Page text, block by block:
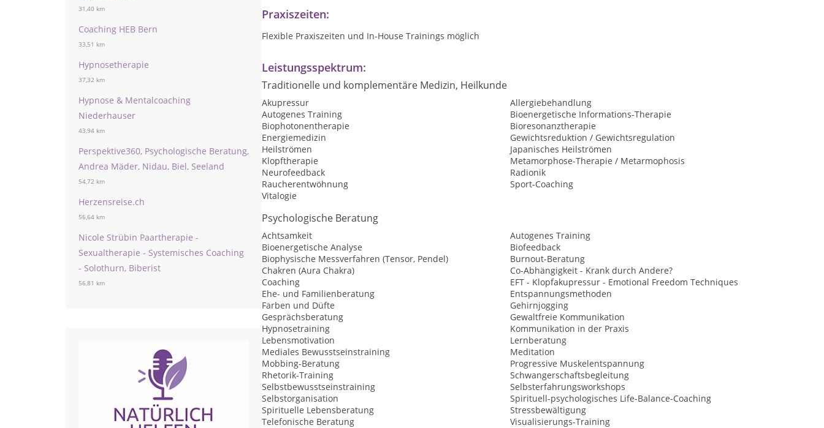
31,40 km
Coaching HEB Bern
33,51 km
Hypnosetherapie
37,32 km
Hypnose & Mentalcoaching
Niederhauser
43,94 km
Perspektive360, Psychologische Beratung,
Andrea Mäder, Nidau, Biel, Seeland
54,72 km
Herzensreise.ch
56,64 km
Nicole Strübin Paartherapie -
Sexualtherapie - Systemisches Coaching
- Solothurn, Biberist
56,81 km
Praxiszeiten:
Flexible Praxiszeiten und In-House Trainings möglich
Leistungsspektrum:
Traditionelle und komplementäre Medizin, Heilkunde
Akupressur
Allergiebehandlung
Autogenes Training
Bioenergetische Informations-Therapie
Biophotonentherapie
Bioresonanztherapie
Energiemedizin
Gewichtsreduktion / Gewichtsregulation
Heilströmen
Japanisches Heilströmen
Klopftherapie
Metamorphose-Therapie / Metarmophosis
Neurofeedback
Radionik
Raucherentwöhnung
Sport-Coaching
Vitalogie
Psychologische Beratung
Achtsamkeit
Autogenes Training
Bioenergetische Analyse
Biofeedback
Biophysische Messverfahren (Tensor, Pendel)
Burnout-Beratung
Chakren (Aura Chakra)
Co-Abhängigkeit - Krank durch Andere?
Coaching
EFT - Klopfakupressur - Emotional Freedom Techniques
Ehe- und Familienberatung
Entspannungsmethoden
Farben und Düfte
Gehirnjogging
Gesprächsberatung
Gewaltfreie Kommunikation
Hypnosetraining
Kommunikation in der Praxis
Lebensmotivation
Lernberatung
Mediales Bewusstseinstraining
Meditation
Mobbing-Beratung
Progressive Muskelentspannung
Rhetorik-Training
Schwangerschaftsbegleitung
Selbstbewusstseinstraining
Selbsterfahrungsworkshops
Selbstorganisation
Spirituell-psychologisches Life-Balance-Coaching
Spirituelle Lebensberatung
Stressbewältigung
Telefonische Beratung
Visualisierungs-Training